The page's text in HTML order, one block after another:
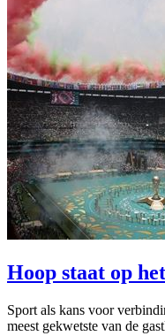
Hoop staat op
Sport als kans voor
meest gekwetste van de